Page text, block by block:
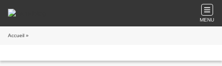
MENU
Accueil »